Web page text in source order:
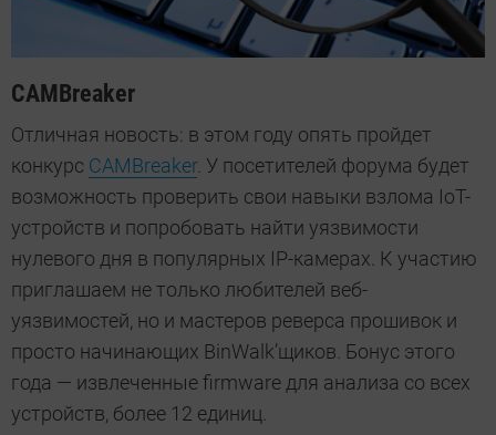
CAMBreaker
Отличная новость: в этом году опять пройдет
конкурс CAMBreaker. У посетителей форума будет
возможность проверить свои навыки взлома IoT-
устройств и попробовать найти уязвимости
нулевого дня в популярных IP-камерах. К участию
приглашаем не только любителей веб-
уязвимостей, но и мастеров реверса прошивок и
просто начинающих BinWalk’щиков. Бонус этого
года — извлеченные firmware для анализа со всех
устройств, более 12 единиц.